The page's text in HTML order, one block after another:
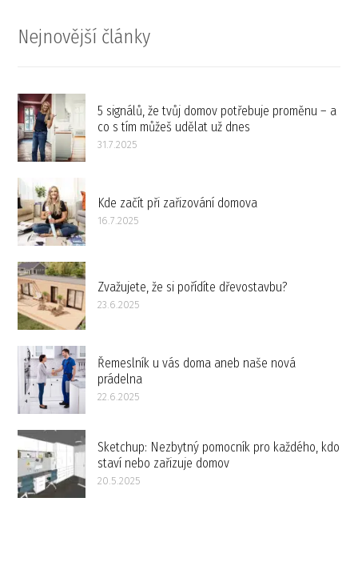
Nejnovější články
5 signálů, že tvůj domov potřebuje proměnu – a
co s tím můžeš udělat už dnes
31.7.2025
Kde začít při zařizování domova
16.7.2025
Zvažujete, že si pořídíte dřevostavbu?
23.6.2025
Řemeslník u vás doma aneb naše nová
prádelna
22.6.2025
Sketchup: Nezbytný pomocník pro každého, kdo
staví nebo zařizuje domov
20.5.2025